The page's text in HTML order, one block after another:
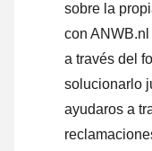
sobre la
con
a través del
solucionarlo
ayudaros a